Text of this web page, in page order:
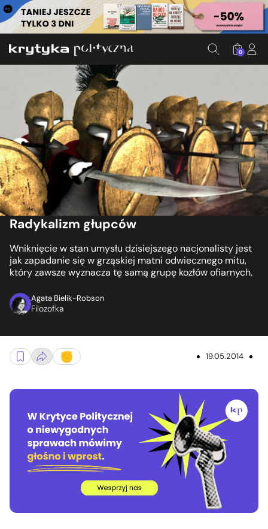
0
Radykalizm głupców
Wniknięcie w stan umysłu dzisiejszego nacjonalisty jest
jak zapadanie się w grząskiej matni odwiecznego mitu,
który zawsze wyznacza tę samą grupę kozłów ofiarnych.
Agata Bielik-Robson
Filozofka
19.05.2014